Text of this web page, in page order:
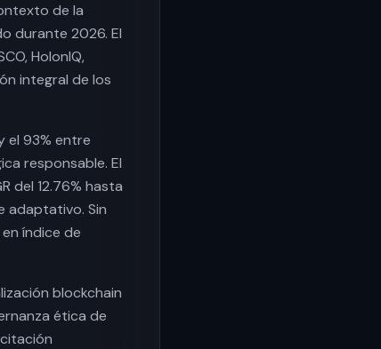
de la
durante 2026. El
HolonIQ,
integral de los
el 93% entre
responsable. El
del 12.76% hasta
adaptativo. Sin
índice de
blockchain
ética de